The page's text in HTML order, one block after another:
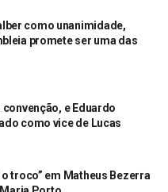
como unanimidade,
promete ser uma das
e Eduardo
como vice de Lucas
troco” em Matheus Bezerra